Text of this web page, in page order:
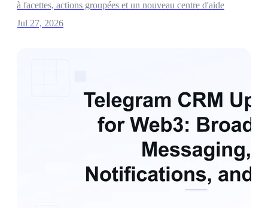
à facettes, actions groupées et un nouveau centre d'aide
Jul 27, 2026